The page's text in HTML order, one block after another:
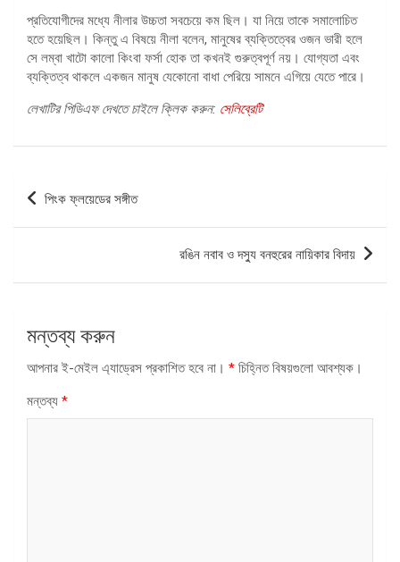
প্রতিযোগীদের মধ্যে নীলার উচ্চতা সবচেয়ে কম ছিল। যা নিয়ে তাকে সমালোচিত
হতে হয়েছিল। কিন্তু এ বিষয়ে নীলা বলেন, মানুষের ব্যক্তিত্বের ওজন ভারী হলে
সে লম্বা খাটো কালো কিংবা ফর্সা হোক তা কখনই গুরুত্বপূর্ণ নয়। যোগ্যতা এবং
ব্যক্তিত্ব থাকলে একজন মানুষ যেকোনো বাধা পেরিয়ে সামনে এগিয়ে যেতে পারে।
লেখাটির পিডিএফ দেখতে চাইলে ক্লিক করুন: সেলিব্রেটি
পোস্ট
ন্যাভিগেশন
পিংক ফ্লয়েডের সঙ্গীত
রঙিন নবাব ও দস্যু বনহুরের নায়িকার বিদায়
মন্তব্য করুন
আপনার ই-মেইল এ্যাড্রেস প্রকাশিত হবে না। * চিহ্নিত বিষয়গুলো আবশ্যক।
মন্তব্য *